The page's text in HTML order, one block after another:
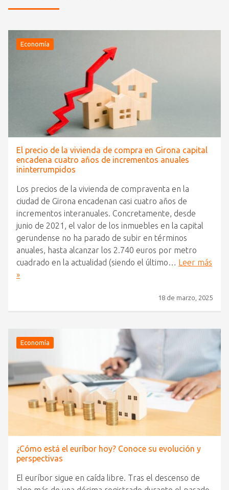
Economía
El precio de la vivienda de compra en Girona capital
encadena cuatro años de incrementos anuales
ininterrumpidos
Los precios de la vivienda de compraventa en la
ciudad de Girona encadenan casi cuatro años de
incrementos interanuales. Concretamente, desde
junio de 2021, el valor de los inmuebles en la capital
gerundense no ha parado de subir en términos
anuales, hasta alcanzar los 2.740 euros por metro
cuadrado en la actualidad (siendo el último… Leer más
»
18 de marzo, 2025
Economía
¿Cómo está el euríbor hoy? Conoce su evolución y
perspectivas
El euríbor sigue en caída libre. Tras el descenso de